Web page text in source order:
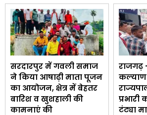
सरदारपुर में गवली समाज
ने किया आषाढ़ी माता पूजन
का आयोजन, क्षेत्र में बेहतर
बारिश व खुशहाली की
कामनाएं की
राजगढ़
कल्याण
प्रभारी
टंट्या